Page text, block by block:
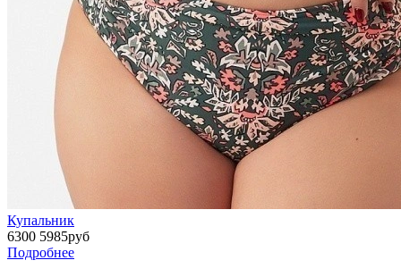
Купальник
6300 5985руб
Подробнее